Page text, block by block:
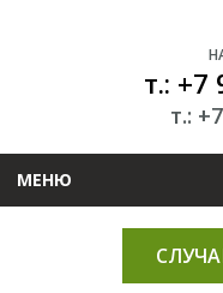
т.: +7
т.:
МЕНЮ